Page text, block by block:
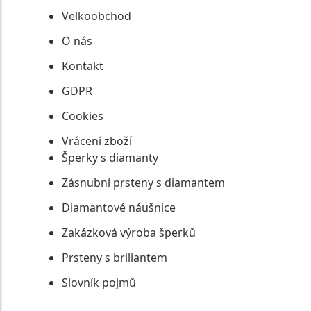
Velkoobchod
O nás
Kontakt
GDPR
Cookies
Vrácení zboží
Šperky s diamanty
Zásnubní prsteny s diamantem
Diamantové náušnice
Zakázková výroba šperků
Prsteny s briliantem
Slovník pojmů